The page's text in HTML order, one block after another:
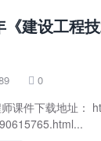
《建设工程
 0
课件下载地址：